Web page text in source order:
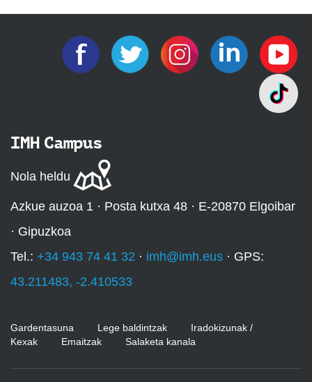
IMH Campus
Nola heldu
Azkue auzoa 1 · Posta kutxa 48 · E-20870 Elgoibar
· Gipuzkoa
Tel.: +34 943 74 41 32 · imh@imh.eus · GPS:
43.211483, -2.410533
Gardentasuna Lege baldintzak
Iradokizunak /
Kexak
Emaitzak Salaketa kanala